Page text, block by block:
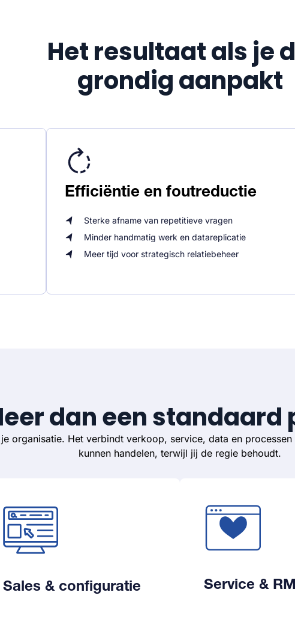
Het resultaat als je
grondig aanpakt
Efficiëntie en foutreductie
Sterke afname van repetitieve vragen
Minder handmatig werk en datareplicatie
Meer tijd voor strategisch relatiebeheer
dan een standaard
organisatie. Het verbindt verkoop, service, data en
kunnen handelen, terwijl jij de regie behoudt.
Sales & configuratie Service &